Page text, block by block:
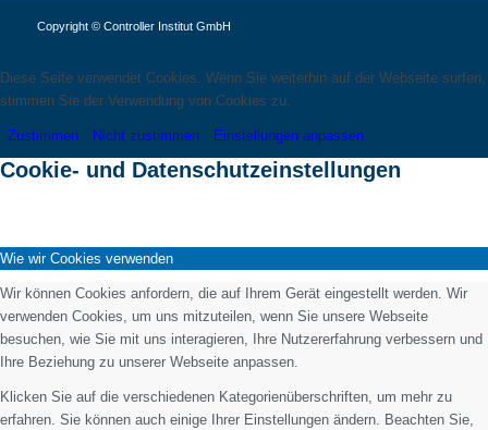
Copyright © Controller Institut GmbH
Diese Seite verwendet Cookies. Wenn Sie weiterhin auf der Webseite surfen,
stimmen Sie der Verwendung von Cookies zu.
Zustimmen Nicht zustimmen Einstellungen anpassen
Cookie- und Datenschutzeinstellungen
Wie wir Cookies verwenden
Wir können Cookies anfordern, die auf Ihrem Gerät eingestellt werden. Wir
verwenden Cookies, um uns mitzuteilen, wenn Sie unsere Webseite
besuchen, wie Sie mit uns interagieren, Ihre Nutzererfahrung verbessern und
Ihre Beziehung zu unserer Webseite anpassen.
Klicken Sie auf die verschiedenen Kategorienüberschriften, um mehr zu
erfahren. Sie können auch einige Ihrer Einstellungen ändern. Beachten Sie,